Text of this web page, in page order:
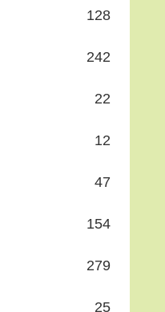
128
242
22
12
47
154
279
25